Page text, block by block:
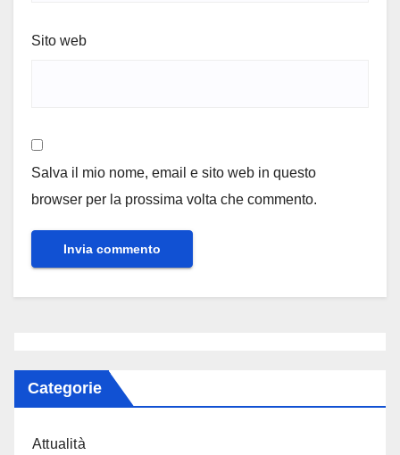
Sito web
Salva il mio nome, email e sito web in questo
browser per la prossima volta che commento.
Categorie
Attualità